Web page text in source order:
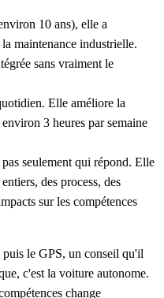
10 ans), elle a
maintenance industrielle.
sans vraiment le
Elle améliore la
3 heures par semaine
seulement qui répond. Elle
des process, des
sur les compétences
le GPS, un conseil qu'il
c'est la voiture autonome.
change